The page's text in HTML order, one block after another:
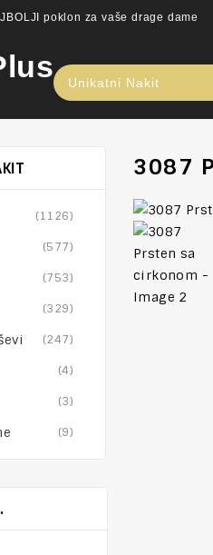
poklon za vaše drage dame
Unikatni Nakit
3087
(1126)
(577)
(753)
(329)
(247)
(4)
(3)
(9)